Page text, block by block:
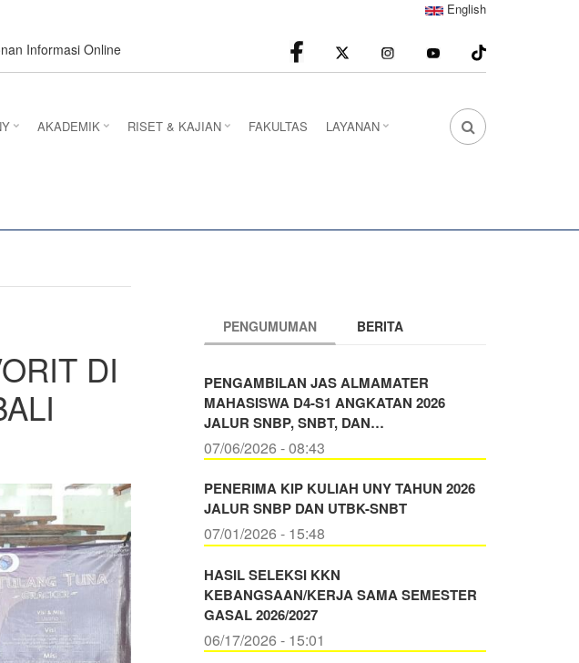
English
Informasi Online facebook Instagram youtube
FA
AKADEMIK RISET & KAJIAN FAKULTAS LAYANAN
DI
PENGUMUMAN BERITA
PENGAMBILAN JAS ALMAMATER
MAHASISWA D4-S1 ANGKATAN 2026
JALUR SNBP, SNBT, DAN…
07/06/2026 - 08:43
PENERIMA KIP KULIAH UNY TAHUN 2026
JALUR SNBP DAN UTBK-SNBT
07/01/2026 - 15:48
HASIL SELEKSI KKN
KEBANGSAAN/KERJA SAMA SEMESTER
GASAL 2026/2027
06/17/2026 - 15:01